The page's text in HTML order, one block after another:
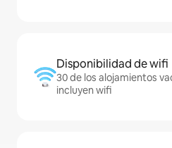
Disponibilidad de wifi
30 de los alojamientos
incluyen wifi